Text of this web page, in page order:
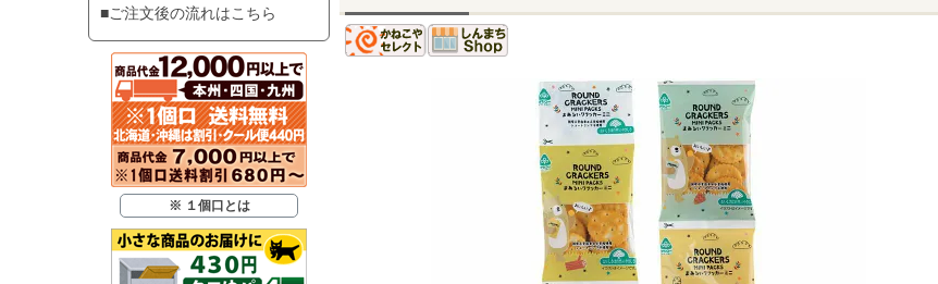
■ご注文後の流れはこちら
※ １個口とは